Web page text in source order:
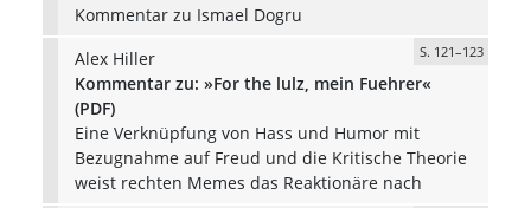
Kommentar zu Ismael Dogru
Alex Hiller
S. 121–123
Kommentar zu: »For the lulz, mein Fuehrer«
(PDF)
Eine Verknüpfung von Hass und Humor mit
Bezugnahme auf Freud und die Kritische Theorie
weist rechten Memes das Reaktionäre nach